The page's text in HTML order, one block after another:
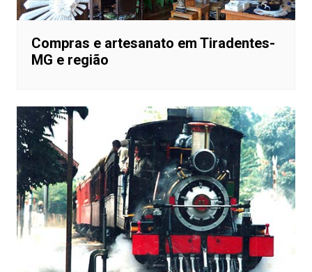
Compras e artesanato em Tiradentes-
MG e região